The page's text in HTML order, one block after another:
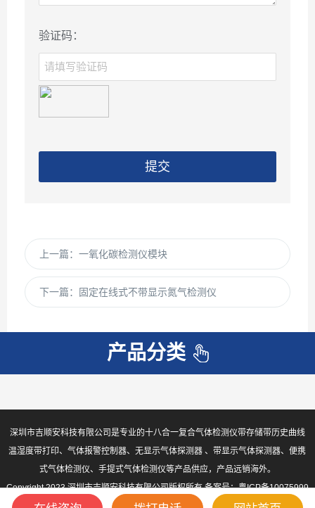
验证码：
提交
上一篇： 一氧化碳检测仪模块
下一篇： 固定在线式不带显示氮气检测仪
产品分类
深圳市吉顺安科技有限公司是专业的十八合一复合气体检测仪带存储带历史曲线
温湿度带打印、气体报警控制器、无显示气体探测器 、带显示气体探测器、便携
式气体检测仪、手提式气体检测仪等产品供应，产品远销海外。
Copyright 2023 深圳市吉顺安科技有限公司版权所有 备案号：粤ICP备10075999
号-2 sitemap.xml